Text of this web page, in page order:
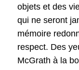
objets et des
qui ne seront
mémoire
respect. Des
McGrath à la